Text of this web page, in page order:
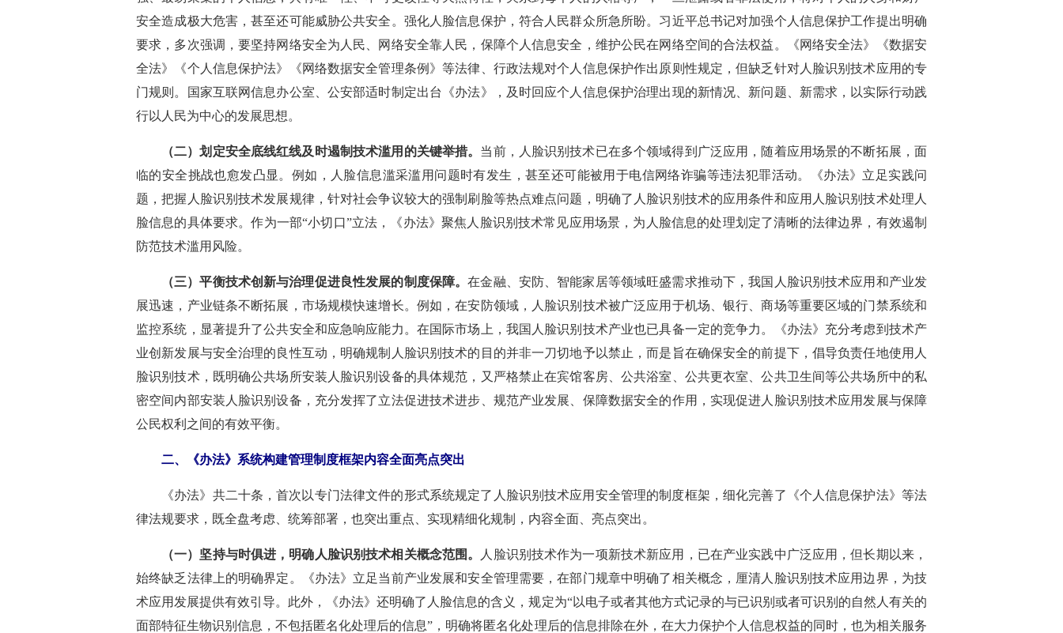
安全造成极大危害，甚至还可能威胁公共安全。强化人脸信息保护，符合人民群众所急所盼。习近平总书记对加强个人信息保护工作提出明确
要求，多次强调，要坚持网络安全为人民、网络安全靠人民，保障个人信息安全，维护公民在网络空间的合法权益。《网络安全法》《数据安
全法》《个人信息保护法》《网络数据安全管理条例》等法律、行政法规对个人信息保护作出原则性规定，但缺乏针对人脸识别技术应用的专
门规则。国家互联网信息办公室、公安部适时制定出台《办法》，及时回应个人信息保护治理出现的新情况、新问题、新需求，以实际行动践
行以人民为中心的发展思想。
（二）划定安全底线红线及时遏制技术滥用的关键举措。 当前，人脸识别技术已在多个领域得到广泛应用，随着应用场景的不断拓展，面
临的安全挑战也愈发凸显。例如，人脸信息滥采滥用问题时有发生，甚至还可能被用于电信网络诈骗等违法犯罪活动。《办法》立足实践问
题，把握人脸识别技术发展规律，针对社会争议较大的强制刷脸等热点难点问题，明确了人脸识别技术的应用条件和应用人脸识别技术处理人
脸信息的具体要求。作为一部“小切口”立法，《办法》聚焦人脸识别技术常见应用场景，为人脸信息的处理划定了清晰的法律边界，有效遏制
防范技术滥用风险。
（三）平衡技术创新与治理促进良性发展的制度保障。在金融、安防、智能家居等领域旺盛需求推动下，我国人脸识别技术应用和产业发
展迅速，产业链条不断拓展，市场规模快速增长。例如，在安防领域，人脸识别技术被广泛应用于机场、银行、商场等重要区域的门禁系统和
监控系统，显著提升了公共安全和应急响应能力。在国际市场上，我国人脸识别技术产业也已具备一定的竞争力。《办法》充分考虑到技术产
业创新发展与安全治理的良性互动，明确规制人脸识别技术的目的并非一刀切地予以禁止，而是旨在确保安全的前提下，倡导负责任地使用人
脸识别技术，既明确公共场所安装人脸识别设备的具体规范，又严格禁止在宾馆客房、公共浴室、公共更衣室、公共卫生间等公共场所中的私
密空间内部安装人脸识别设备，充分发挥了立法促进技术进步、规范产业发展、保障数据安全的作用，实现促进人脸识别技术应用发展与保障
公民权利之间的有效平衡。
二、《办法》系统构建管理制度框架内容全面亮点突出
《办法》共二十条，首次以专门法律文件的形式系统规定了人脸识别技术应用安全管理的制度框架，细化完善了《个人信息保护法》等法
律法规要求，既全盘考虑、统筹部署，也突出重点、实现精细化规制，内容全面、亮点突出。
（一）坚持与时俱进，明确人脸识别技术相关概念范围。
人脸识别技术作为一项新技术新应用，已在产业实践中广泛应用，但长期以来，
始终缺乏法律上的明确界定。《办法》立足当前产业发展和安全管理需要，在部门规章中明确了相关概念，厘清人脸识别技术应用边界，为技
术应用发展提供有效引导。此外，《办法》还明确了人脸信息的含义，规定为“以电子或者其他方式记录的与已识别或者可识别的自然人有关的
面部特征生物识别信息，不包括匿名化处理后的信息”，明确将匿名化处理后的信息排除在外，在大力保护个人信息权益的同时，也为相关服务